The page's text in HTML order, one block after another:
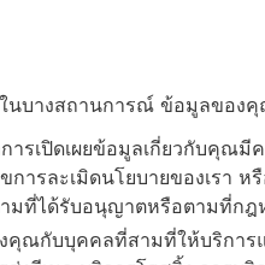
นบางสถานการณ์ ข้อมูลของคุ
รเปิดเผยข้อมูลเกี่ยวกับคุณมี
ารละเมิดนโยบายของเรา
มที่ได้รับอนุญาตหรือตามที่ก
ณกับบุคคลที่สามที่ให้บริการ